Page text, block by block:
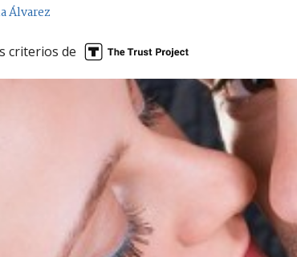
Álvarez
criterios de